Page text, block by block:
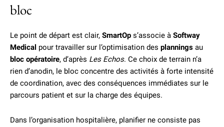
bloc
Le point de départ est clair, SmartOp s’associe à Softway
Medical pour travailler sur l’optimisation des plannings au
bloc opératoire, d’après Les Echos. Ce choix de terrain n’a
rien d’anodin, le bloc concentre des activités à forte intensité
de coordination, avec des conséquences immédiates sur le
parcours patient et sur la charge des équipes.
Dans l’organisation hospitalière, planifier ne consiste pas